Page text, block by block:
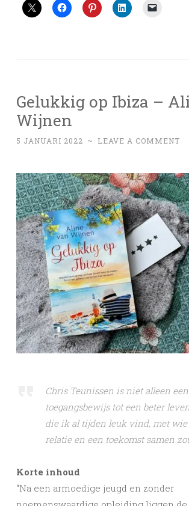
Gelukkig op Ibiza –
Wijnen
5 JANUARI 2022 ~ LEAVE A COMMENT
Chris Teunissen is niet alleen een
toegangsbewijs tot een beter
die ik al tijden leuk vind, met wie
relatie en een toekomst samen
Korte inhoud
“Na een armoedige jeugd en zonder